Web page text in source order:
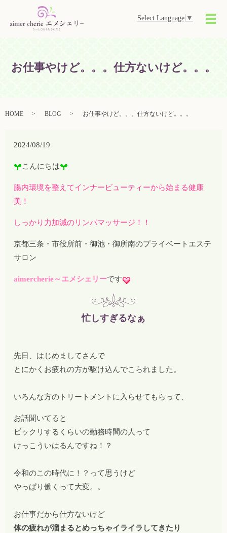
Select Language ▼
メ
お仕事やけど。。。仕方ないけど。。。
HOME BLOG お仕事やけど。。。仕方ないけど。。。
2024/08/19
こんにちは
腸内環境を整えてインナービューティーから始まる健康
美！
しっかり力加減のリンパマッサージ！！
京都三条・市役所前・御池・御所南のプライベートエステ
サロン
aimercherie～エメシェリーです
忙しすぎるなぁ
先日、はじめましてさんで
とにかくお疲れの方が駆け込んでこられました。
いろんな方のトリートメントに入らせてもらって、
お話聞いてると
ビックリするくらいの勤務時間の人って
けっこういはるんですね！？
令和のこの時代に！？って思うけど
やっぱり働くって大変。。
お仕事だから仕方ないけど
体の疲れが溜まるとめっちゃイライラしてきたり